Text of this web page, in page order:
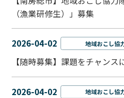
（漁業研修生）」募集
2026-04-02 地域おこし協
【随時募集】課題をチャンス
2026-04-02 地域おこし協